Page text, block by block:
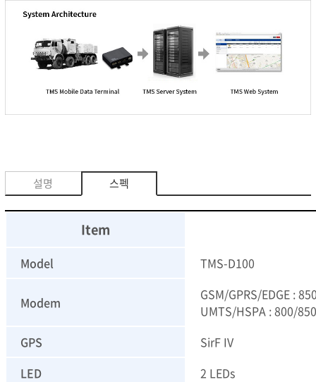
설명 스펙
Item
Model TMS-D100
Modem
GSM/GPRS/EDGE :
UMTS/HSPA : 800/
GPS
SirF IV
LED
2 LEDs